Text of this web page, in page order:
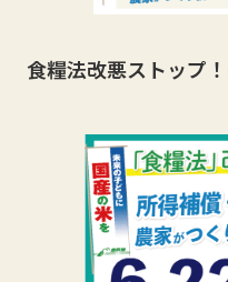
食糧法改悪ストップ